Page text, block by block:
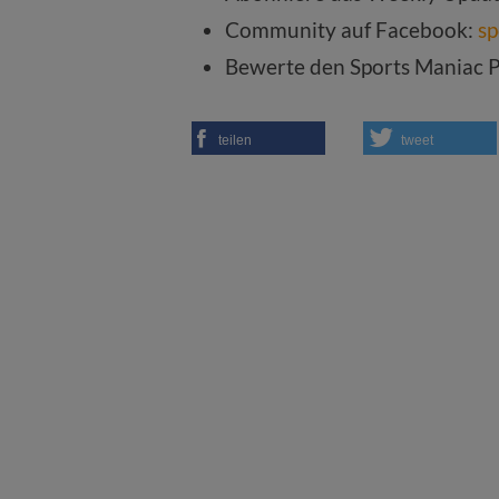
Community auf Facebook:
Bewerte den Sports Maniac
teilen tweet